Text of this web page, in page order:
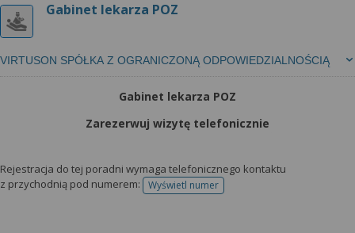
Gabinet lekarza POZ
VIRTUSON SPÓŁKA Z OGRANICZONĄ ODPOWIEDZIALNOŚCIĄ
Gabinet lekarza POZ
Zarezerwuj wizytę telefonicznie
Rejestracja do tej poradni wymaga telefonicznego kontaktu
z przychodnią pod numerem:
Wyświetl numertelefonu do rejestracji